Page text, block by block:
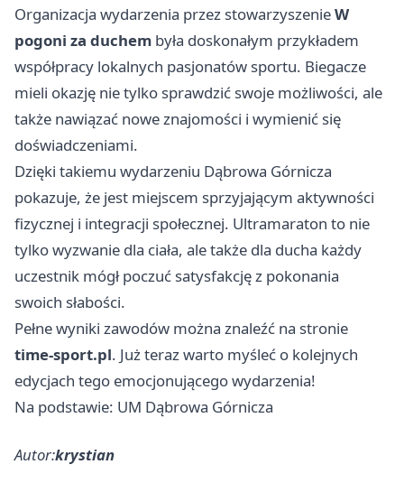
Organizacja wydarzenia przez stowarzyszenieW
pogoni za duchem była doskonałym przykładem
współpracy lokalnych pasjonatów sportu. Biegacze
mieli okazję nie tylko sprawdzić swoje możliwości, ale
także nawiązać nowe znajomości i wymienić się
doświadczeniami.
Dzięki takiemu wydarzeniu Dąbrowa Górnicza
pokazuje, że jest miejscem sprzyjającym aktywności
fizycznej i integracji społecznej. Ultramaraton to nie
tylko wyzwanie dla ciała, ale także dla ducha każdy
uczestnik mógł poczuć satysfakcję z pokonania
swoich słabości.
Pełne wyniki zawodów można znaleźć na stronie
time-sport.pl. Już teraz warto myśleć o kolejnych
edycjach tego emocjonującego wydarzenia!
Na podstawie: UM Dąbrowa Górnicza
Autor:krystian